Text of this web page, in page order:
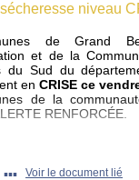
niveau
de Grand
et de la
du Sud du
en CRISE ce
de la
RENFORCÉE.
de l'eau indiquées
▪▪▪ Voir le document lié